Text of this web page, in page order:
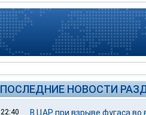
ПОСЛЕДНИЕ НОВОСТИ
22:40
В ЦАР при взрыве фугаса во